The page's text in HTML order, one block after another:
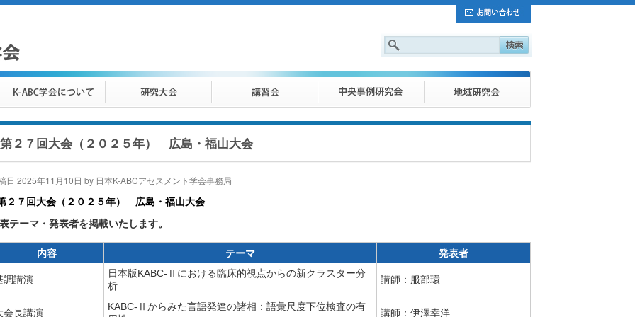
第２７回大会（２０２５年） 広島・福山大会
日 2025年11月10日 by 日本K-ABCアセスメント学会事務局
２７回大会（２０２５年） 広島・福山大会
テーマ・発表者を掲載いたします。
内容 テーマ 発表者
調講演
日本版KABC-Ⅱにおける臨床的視点からの新クラスター分
析
講師：服部環
会長講演
KABC-Ⅱからみた言語発達の諸相：語彙尺度下位検査の有
講師：伊澤幸洋